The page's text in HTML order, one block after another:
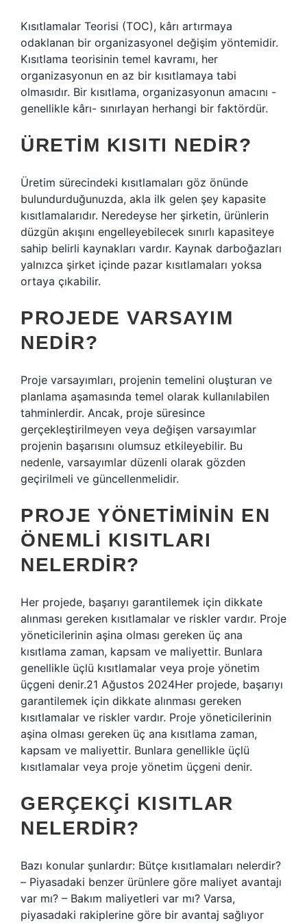
Kısıtlamalar Teorisi (TOC), kârı artırmaya
odaklanan bir organizasyonel değişim yöntemidir.
Kısıtlama teorisinin temel kavramı, her
organizasyonun en az bir kısıtlamaya tabi
olmasıdır. Bir kısıtlama, organizasyonun amacını -
genellikle kârı- sınırlayan herhangi bir faktördür.
ÜRETIM KISITI NEDIR?
Üretim sürecindeki kısıtlamaları göz önünde
bulundurduğunuzda, akla ilk gelen şey kapasite
kısıtlamalarıdır. Neredeyse her şirketin, ürünlerin
düzgün akışını engelleyebilecek sınırlı kapasiteye
sahip belirli kaynakları vardır. Kaynak darboğazları
yalnızca şirket içinde pazar kısıtlamaları yoksa
ortaya çıkabilir.
PROJEDE VARSAYIM
NEDIR?
Proje varsayımları, projenin temelini oluşturan ve
planlama aşamasında temel olarak kullanılabilen
tahminlerdir. Ancak, proje süresince
gerçekleştirilmeyen veya değişen varsayımlar
projenin başarısını olumsuz etkileyebilir. Bu
nedenle, varsayımlar düzenli olarak gözden
geçirilmeli ve güncellenmelidir.
PROJE YÖNETIMININ EN
ÖNEMLI KISITLARI
NELERDIR?
Her projede, başarıyı garantilemek için dikkate
alınması gereken kısıtlamalar ve riskler vardır. Proje
yöneticilerinin aşina olması gereken üç ana
kısıtlama zaman, kapsam ve maliyettir. Bunlara
genellikle üçlü kısıtlamalar veya proje yönetim
üçgeni denir.21 Ağustos 2024Her projede, başarıyı
garantilemek için dikkate alınması gereken
kısıtlamalar ve riskler vardır. Proje yöneticilerinin
aşina olması gereken üç ana kısıtlama zaman,
kapsam ve maliyettir. Bunlara genellikle üçlü
kısıtlamalar veya proje yönetim üçgeni denir.
GERÇEKÇI KISITLAR
NELERDIR?
Bazı konular şunlardır: Bütçe kısıtlamaları nelerdir?
– Piyasadaki benzer ürünlere göre maliyet avantajı
var mı? – Bakım maliyetleri var mı? Varsa,
piyasadaki rakiplerine göre bir avantaj sağlıyor